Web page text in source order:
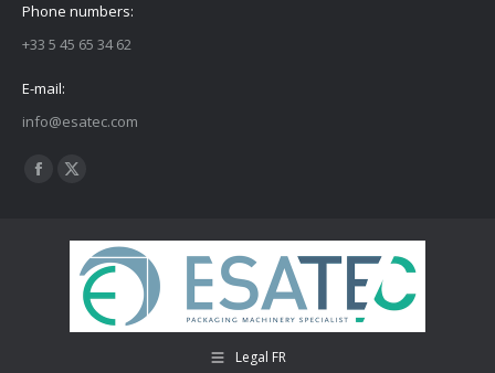
Phone numbers:
+33 5 45 65 34 62
E-mail:
info@esatec.com
Trouvez nous sur :
Facebook
opens
X
opens
in
new
window
Legal FR